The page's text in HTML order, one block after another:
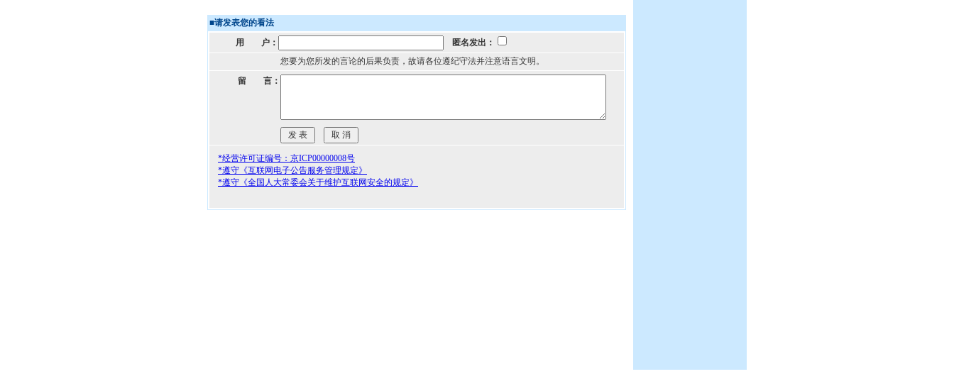
■请发表您的看法
用 户：
匿名发出：
您要为您所发的言论的后果负责，故请各位遵纪守法并注意语言文明。
留 言：
*经营许可证编号：京ICP00000008号
*遵守《互联网电子公告服务管理规定》
*遵守《全国人大常委会关于维护互联网安全的规定》